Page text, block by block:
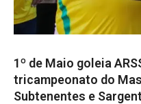
1º de Maio goleia
tricampeonato do
Subtenentes e